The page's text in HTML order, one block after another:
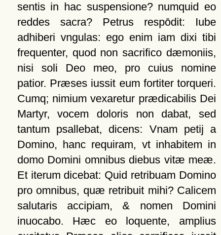
sentis in hac suspensione? numquid eo
reddes sacra? Petrus respōdit: Iube
adhiberi vngulas: ego enim iam dixi tibi
frequenter, quod non sacrifico dæmoniis,
nisi soli Deo meo, pro cuius nomine
patior. Præses iussit eum fortiter torqueri.
Cumq; nimium vexaretur prædicabilis Dei
Martyr, vocem doloris non dabat, sed
tantum psallebat, dicens: Vnam petij a
Domino, hanc requiram, vt inhabitem in
domo Domini omnibus diebus vitæ meæ.
Et iterum dicebat: Quid retribuam Domino
pro omnibus, quæ retribuit mihi? Calicem
salutaris accipiam, & nomen Domini
inuocabo. Hæc eo loquente, amplius